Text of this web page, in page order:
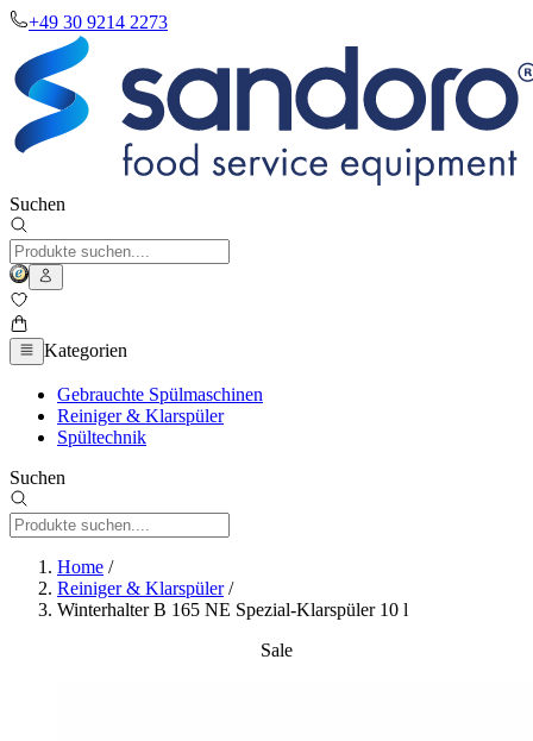
+49 30 9214 2273
Suchen
Kategorien
Gebrauchte Spülmaschinen
Reiniger & Klarspüler
Spültechnik
Suchen
Home /
Reiniger & Klarspüler/
Winterhalter B 165 NE Spezial-Klarspüler 10 l
Sale